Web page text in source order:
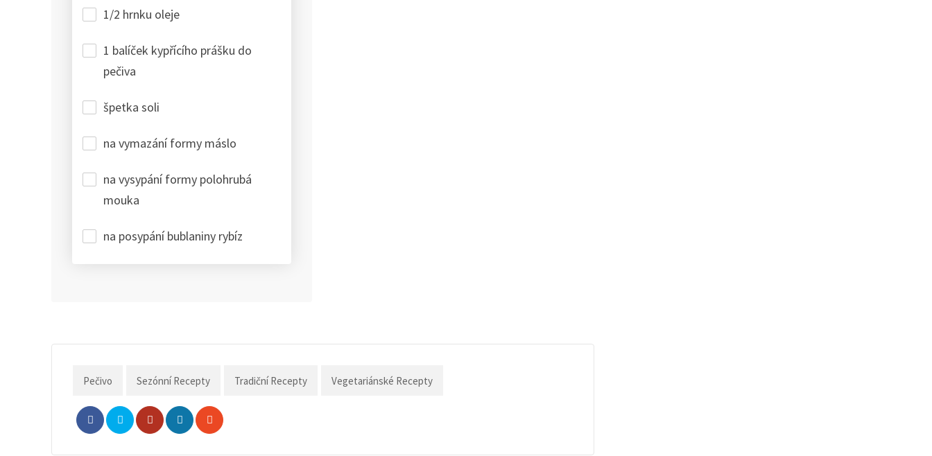
1/2 hrnku oleje
1 balíček kypřícího prášku do
pečiva
špetka soli
na vymazání formy máslo
na vysypání formy polohrubá
mouka
na posypání bublaniny rybíz
Pečivo Sezónní Recepty Tradiční Recepty Vegetariánské Recepty
WhatsappShare
Print